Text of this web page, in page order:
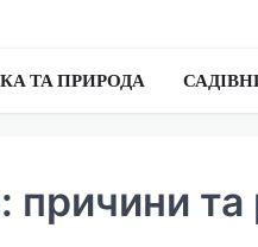
ТА ПРИРОДА
та